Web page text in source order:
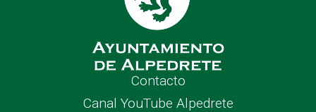
Contacto
Canal YouTube Alpedrete